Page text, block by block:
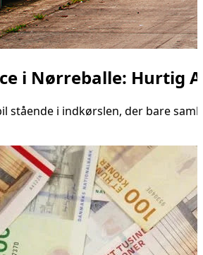
i Nørreballe: Hurtig
stående i indkørslen, der bare